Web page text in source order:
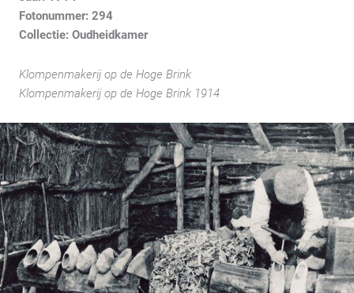
Fotonummer: 294
Collectie: Oudheidkamer
Klompenmakerij op de Hoge Brink
Klompenmakerij op de Hoge Brink 1914